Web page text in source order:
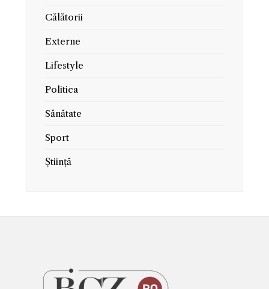
Călătorii
Externe
Lifestyle
Politica
Sănătate
Sport
Știință